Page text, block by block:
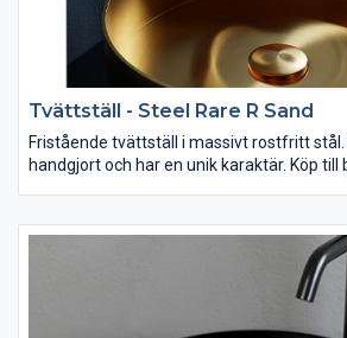
Tvättställ - Steel Rare R Sand
Fristående tvättställ i massivt rostfritt
handgjort och har en unik karaktär. Köp till